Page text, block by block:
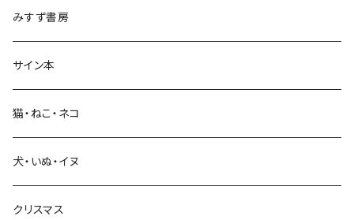
生活・暮らし
芸術・絵画・写真
みすず書房
サイン本
猫・ねこ・ネコ
犬・いぬ・イヌ
クリスマス